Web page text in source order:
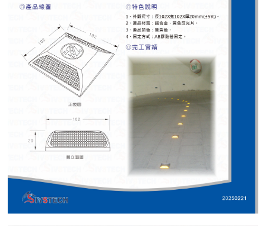
電動遮陽簾系列
監控系統系列
影視對講整合系統系列
數位看板系列